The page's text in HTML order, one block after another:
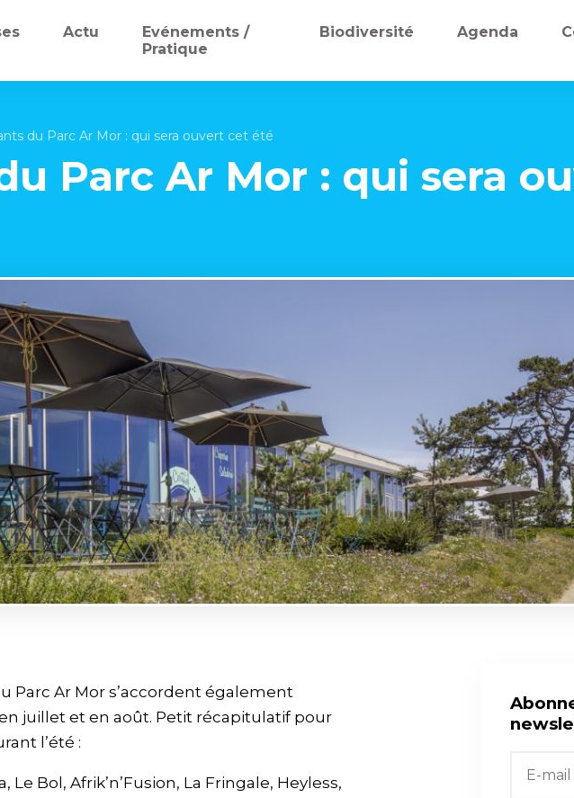
Actu
Evénements /
Pratique
Biodiversité Agenda
du Parc Ar Mor : qui sera ouvert cet été
Parc Ar Mor : qui sera
Parc Ar Mor s’accordent également
juillet et en août. Petit récapitulatif pour
l’été :
Le Bol, Afrik’n’Fusion, La Fringale, Heyless,